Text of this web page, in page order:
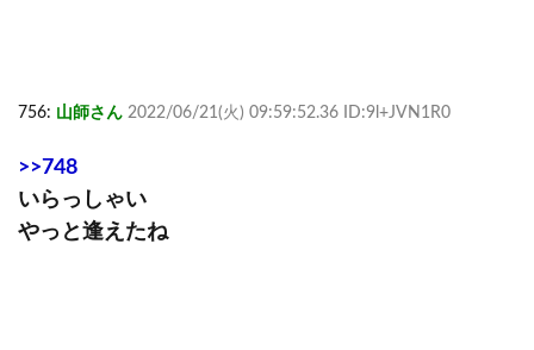
756: 山師さん 2022/06/21(火) 09:59:52.36 ID:9l+JVN1R0
>>748
いらっしゃい
やっと逢えたね